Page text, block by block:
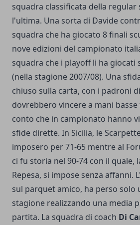
squadra classificata della regular
l'ultima. Una sorta di Davide
squadra che ha giocato 8 finali
nove edizioni del campionato
squadra che i playoff li ha giocati
(nella stagione 2007/08). Una
chiuso sulla carta, con i padroni
dovrebbero vincere a mani
conto che in campionato hanno
sfide dirette. In Sicilia, le
imposero per 71-65 mentre al
ci fu storia nel 90-74 con il quale,
Repesa, si impose senza affanni.
sul parquet amico, ha perso solo
stagione realizzando una media
partita. La squadra di coach Di